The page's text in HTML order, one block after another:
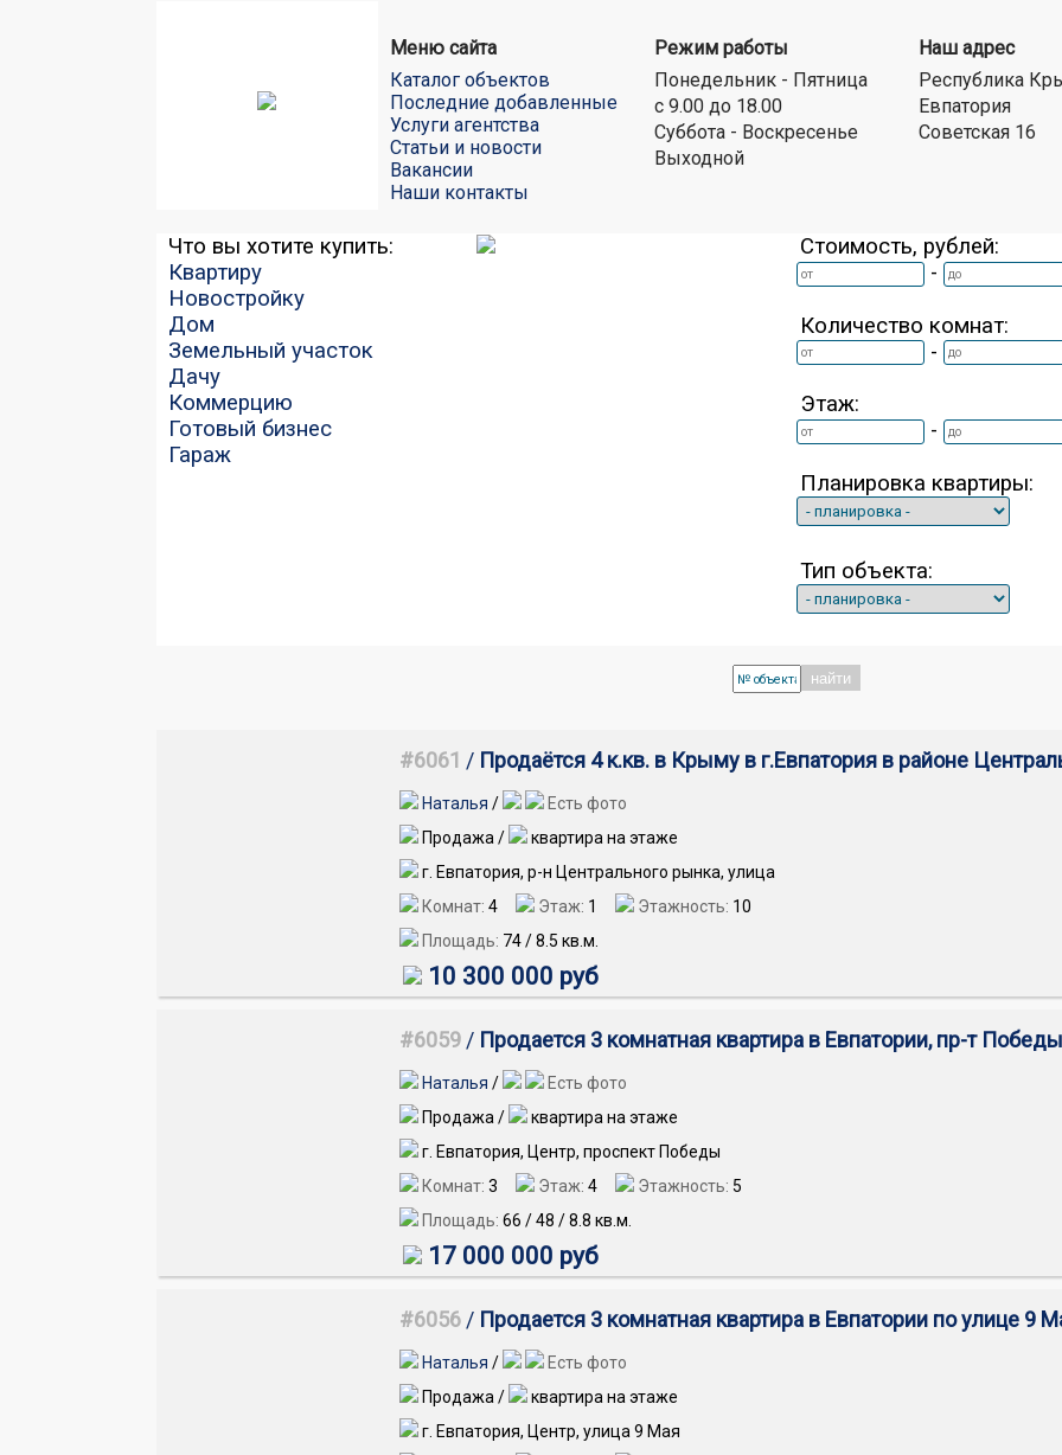
Меню сайта
Каталог объектов
Последние добавленные
Услуги агентства
Статьи и новости
Вакансии
Наши контакты
Режим работы
Понедельник - Пятница
с 9.00 до 18.00
Суббота - Воскресенье
Выходной
Наш адрес
Республика
Евпатория
Советская 16
Что вы хотите купить:
Квартиру
Новостройку
Дом
Земельный участок
Дачу
Коммерцию
Готовый бизнес
Гараж
Стоимость, рублей:
-
Количество комнат:
-
Этаж:
-
Планировка квартиры:
Тип объекта:
найти
#6061 / Продаётся 4 к.кв. в Крыму в г.Евпатория в районе
Наталья /
Есть фото
Продажа /
квартира на этаже
г. Евпатория, р-н Центрального рынка, улица
Комнат: 4 Этаж: 1 Этажность: 10
Площадь: 74/8.5 кв.м.
10 300 000 руб
#6059 / Продается 3 комнатная квартира в Евпатории, пр-т Победы
Наталья /
Есть фото
Продажа /
квартира на этаже
г. Евпатория, Центр, проспект Победы
Комнат: 3 Этаж: 4 Этажность: 5
Площадь: 66 /48 /8.8 кв.м.
17 000 000 руб
#6056 / Продается 3 комнатная квартира в Евпатории по улице 9
Наталья /
Есть фото
Продажа /
квартира на этаже
г. Евпатория, Центр, улица 9 Мая